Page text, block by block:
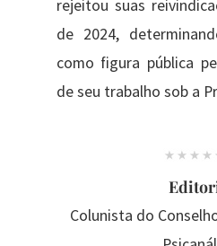
rejeitou suas
de 2024,
como figura pública
de seu trabalho sob a
Colunista do